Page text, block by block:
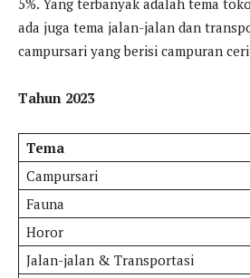
5%. Yang terbanyak adalah tema
ada juga tema jalan-jalan dan
campursari yang berisi campuran
Tahun 2023
Tema
Campursari
Fauna
Horor
Jalan-jalan & Transportasi